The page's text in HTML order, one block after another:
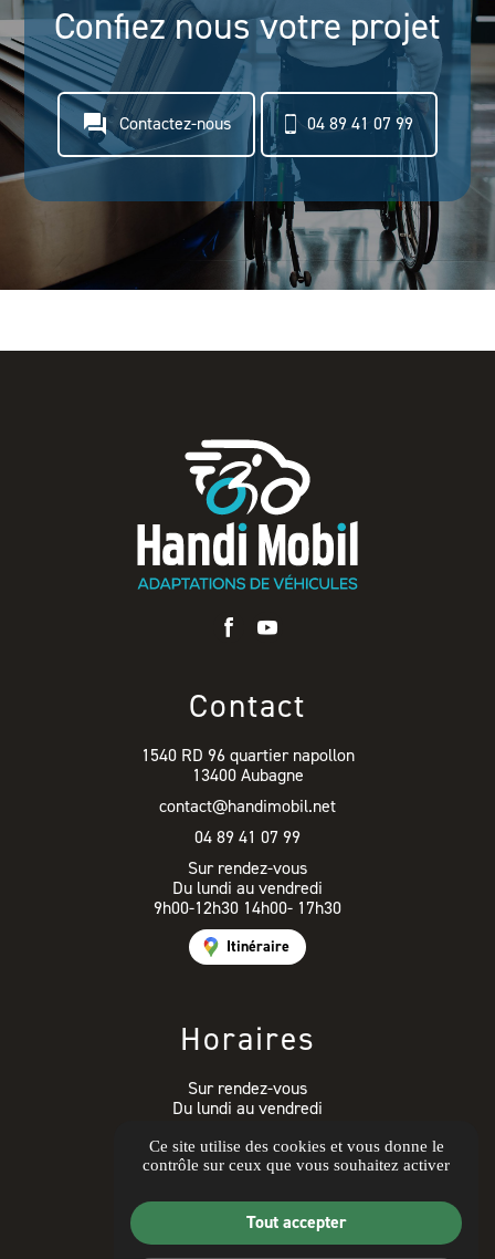
Confiez nous votre projet
question_answer Contactez-nous 04 89 41 07 99
Contact
1540 RD 96 quartier napollon
13400 Aubagne
contact@handimobil.net
04 89 41 07 99
Sur rendez-vous
Du lundi au vendredi
9h00-12h30 14h00- 17h30
Itinéraire
Horaires
Sur rendez-vous
Du lundi au vendredi
Avis clients
Ce site utilise des cookies et vous donne le
contrôle sur ceux que vous souhaitez activer
Tout accepter